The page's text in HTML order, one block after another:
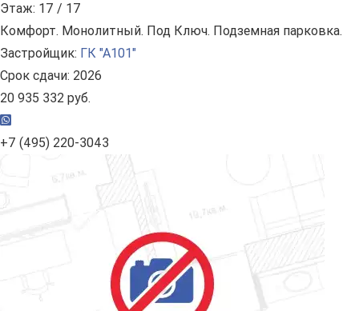
Этаж: 17 / 17
Комфорт. Монолитный. Под Ключ. Подземная парковка.
Застройщик: ГК "А101"
Срок сдачи: 2026
20 935 332 руб.
+7 (495) 220-3043